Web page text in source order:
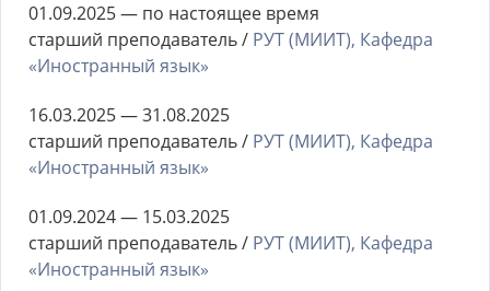
01.09.2025 — по настоящее время
старший преподаватель / РУТ (МИИТ), Кафедра
«Иностранный язык»
16.03.2025 — 31.08.2025
старший преподаватель / РУТ (МИИТ), Кафедра
«Иностранный язык»
01.09.2024 — 15.03.2025
старший преподаватель / РУТ (МИИТ), Кафедра
«Иностранный язык»